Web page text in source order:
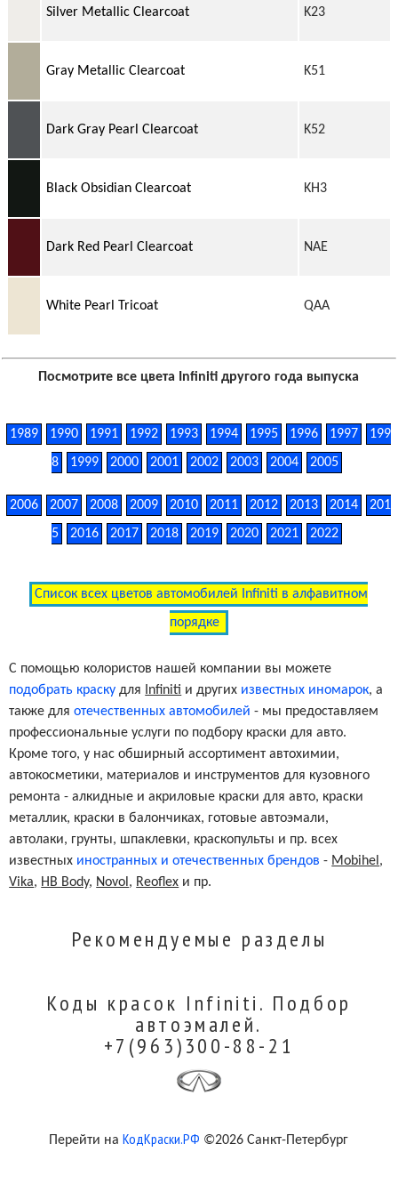
Silver Metallic Clearcoat K23
Gray Metallic Clearcoat K51
Dark Gray Pearl Clearcoat K52
Black Obsidian Clearcoat KH3
Dark Red Pearl Clearcoat NAE
White Pearl Tricoat QAA
Посмотрите все цвета Infiniti другого года выпуска
1989 1990 1991 1992 1993 1994 1995 1996 1997
199
8
1999 2000 2001 2002 2003 2004 2005
2006 2007 2008 2009 2010 2011 2012 2013 2014
201
5
2016 2017 2018 2019 2020 2021 2022
Список всех цветов автомобилей Infiniti в алфавитном
порядке
С помощью колористов нашей компании вы можете
подобрать краску для Infiniti и других известных иномарок, а
также дляотечественных автомобилей - мы предоставляем
профессиональные услуги по подбору краски для авто.
Кроме того, у нас обширный ассортимент автохимии,
автокосметики, материалов и инструментов для кузовного
ремонта - алкидные и акриловые краски для авто, краски
металлик, краски в балончиках, готовые автоэмали,
автолаки, грунты, шпаклевки, краскопульты и пр. всех
известных иностранных и отечественных брендов - Mobihel ,
Vika, HB Body, Novol , Reoflex и пр.
Рекомендуемые разделы
Коды красок Infiniti. Подбор
автоэмалей.
+7(963)300-88-21
Перейти на КодКраски.РФ ©2026 Санкт-Петербург